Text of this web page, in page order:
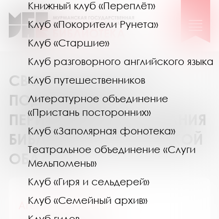
Книжный клуб «Переплёт»
Клуб «Покорители Рунета»
Клуб «Старшие»
Клуб разговорного английского языка
Клуб путешественников
Литературное объединение
«Пристань посторонних»
Клуб «Заполярная фонотека»
Театральное объединение «Слуги
Мельпомены»
Клуб «Гиря и сельдерей»
Клуб «Семейный архив»
СВОДНЫЙ КАТАЛОГ
ПОДПИСКИ НА
ПЕРИОДИЧЕСКИЕ ИЗДАНИЯ
БИБЛИОТЕК МУРМАНСКОЙ
ОБЛАСТИ
Агентство Филчер